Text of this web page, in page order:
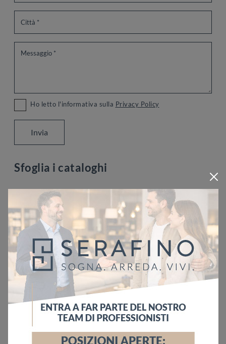
Sfoglia i cataloghi
Ho letto l'informativa sulla Privacy Policy
Invia